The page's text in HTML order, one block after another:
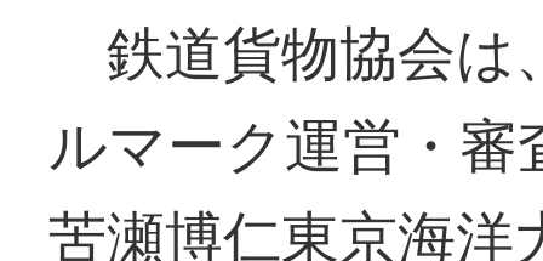
鉄道貨物協会は
ルマーク運営・審
苦瀬博仁東京海洋